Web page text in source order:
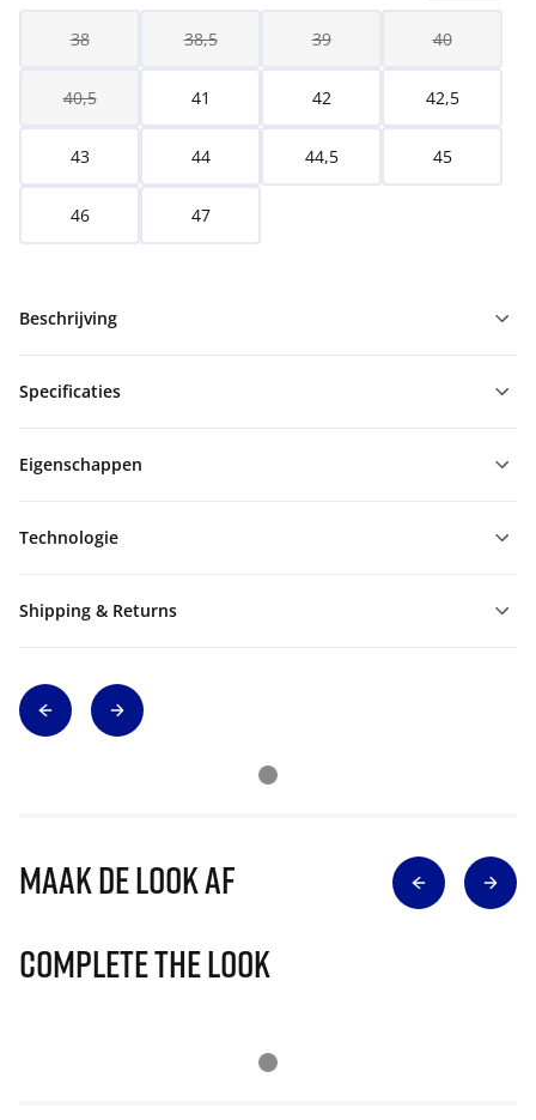
38 38,5 39 40
40,5 41 42 42,5
43 44 44,5 45
46 47
Beschrijving
Specificaties
Eigenschappen
Technologie
Shipping & Returns
Maak de look af
Complete The Look